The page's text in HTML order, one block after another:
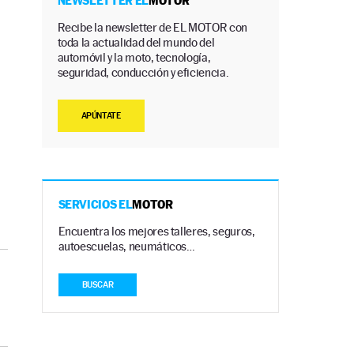
Recibe la newsletter de EL MOTOR con
toda la actualidad del mundo del
automóvil y la moto, tecnología,
seguridad, conducción y eficiencia.
APÚNTATE
SERVICIOS ELMOTOR
Encuentra los mejores talleres, seguros,
autoescuelas, neumáticos…
BUSCAR